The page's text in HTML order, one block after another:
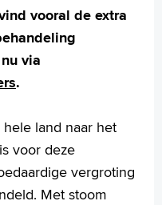
vooral de extra
via
.
land naar het
voor deze
vergroting
Met stoom